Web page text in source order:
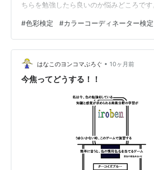
ちらを勉強したら良いのか悩みどころです
に繋がるかもしれん…！てことでした。 調
かに直接仕事に繋がりやすい資格はカラ
ター検定だったけど私は「色彩検定」を
じ色の検定。似て非なる二つの違いを記載
検定 色に関する幅広い知識や技能を問う
#色彩検定 #カラーコーディネーター検定
はなこのヨンコマぶろぐ • 10ヶ月前
今焦ってどうする！！